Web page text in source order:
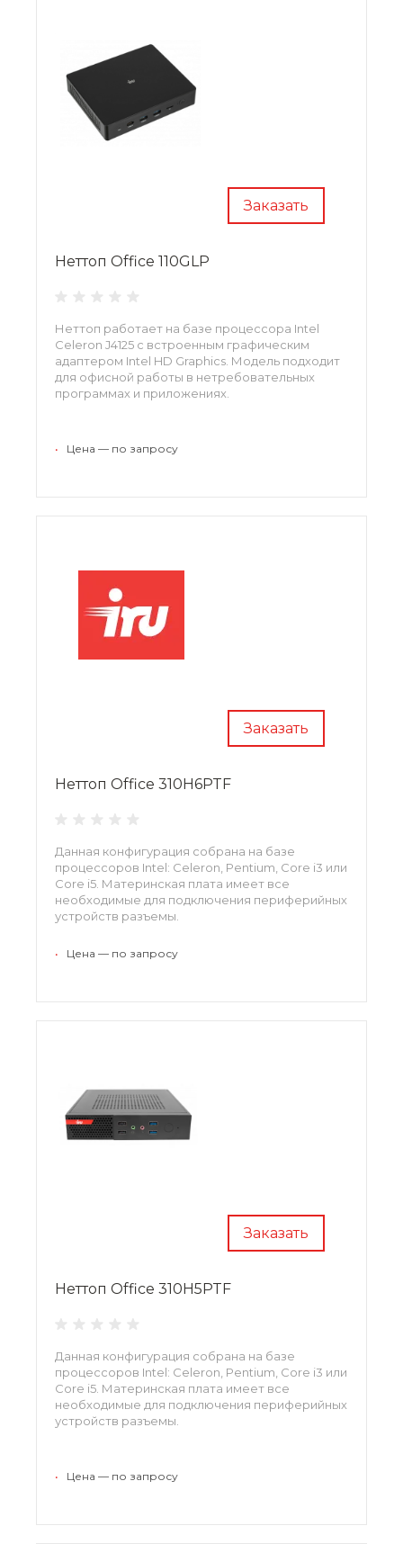
Заказать
Неттоп Office 110GLP
Неттоп работает на базе процессора Intel
Celeron J4125 с встроенным графическим
адаптером Intel HD Graphics. Модель подходит
для офисной работы в нетребовательных
программах и приложениях.
установки дополнительного жесткого диска.
• Цена — по запросу
Заказать
Неттоп Office 310H6PTF
Данная конфигурация собрана на базе
процессоров Intel: Celeron, Pentium, Core i3 или
Core i5. Материнская плата имеет все
необходимые для подключения периферийных
устройств разъемы.
• Цена — по запросу
Заказать
Неттоп Office 310H5PTF
Данная конфигурация собрана на базе
процессоров Intel: Celeron, Pentium, Core i3 или
Core i5. Материнская плата имеет все
необходимые для подключения периферийных
устройств разъемы.
оперативной памяти до 64 Гб
• Цена — по запросу